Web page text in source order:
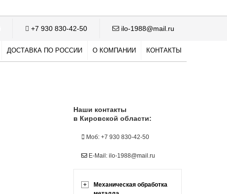
+7 930 830-42-50 ilo-1988@mail.ru
ДОСТАВКА ПО РОССИИ О КОМПАНИИ КОНТАКТЫ
Наши контакты
в Кировской области:
Моб: +7 930 830-42-50
E-Mail: ilo-1988@mail.ru
+
Механическая обработка